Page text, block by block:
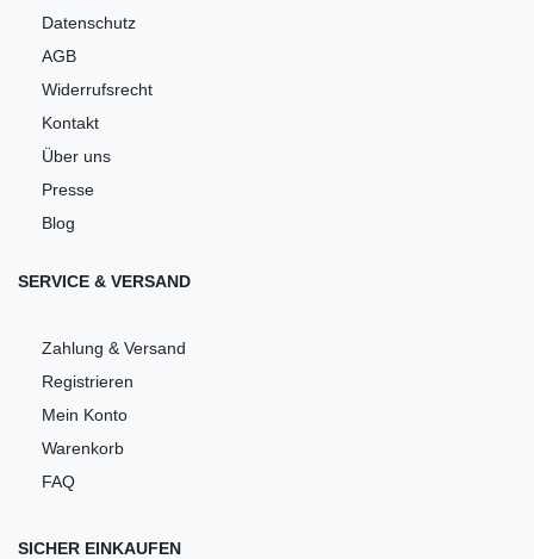
Datenschutz
AGB
Widerrufsrecht
Kontakt
Über uns
Presse
Blog
SERVICE & VERSAND
Zahlung & Versand
Registrieren
Mein Konto
Warenkorb
FAQ
SICHER EINKAUFEN